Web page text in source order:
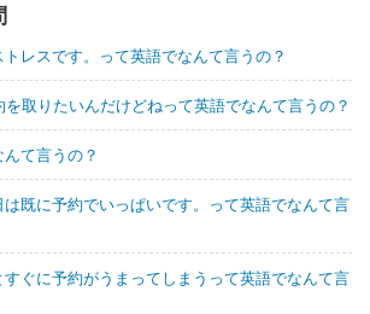
レスです。って英語でなんて言うの？
取りたいんだけどねって英語でなんて言うの？
て言うの？
既に予約でいっぱいです。って英語でなんて言
ぐに予約がうまってしまうって英語でなんて言